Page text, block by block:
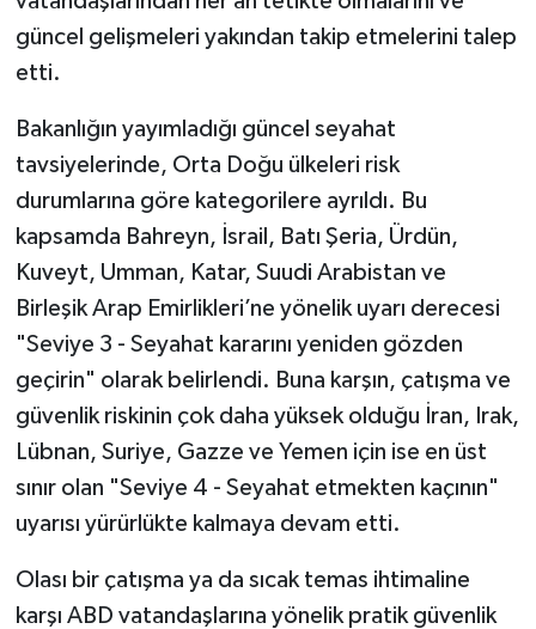
güncel gelişmeleri yakından takip etmelerini talep
etti.
Bakanlığın yayımladığı güncel seyahat
tavsiyelerinde, Orta Doğu ülkeleri risk
durumlarına göre kategorilere ayrıldı. Bu
kapsamda Bahreyn, İsrail, Batı Şeria, Ürdün,
Kuveyt, Umman, Katar, Suudi Arabistan ve
Birleşik Arap Emirlikleri’ne yönelik uyarı derecesi
"Seviye 3 - Seyahat kararını yeniden gözden
geçirin" olarak belirlendi. Buna karşın, çatışma ve
güvenlik riskinin çok daha yüksek olduğu İran, Irak,
Lübnan, Suriye, Gazze ve Yemen için ise en üst
sınır olan "Seviye 4 - Seyahat etmekten kaçının"
uyarısı yürürlükte kalmaya devam etti.
Olası bir çatışma ya da sıcak temas ihtimaline
karşı ABD vatandaşlarına yönelik pratik güvenlik